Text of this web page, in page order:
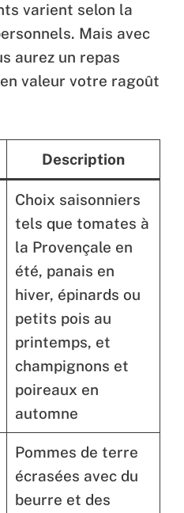
varient selon la
Mais avec
aurez un repas
valeur votre ragoût
Description
Choix saisonniers
tels que tomates à
la Provençale en
été, panais en
hiver, épinards ou
petits pois au
printemps, et
champignons et
poireaux en
automne
Pommes de terre
écrasées avec du
beurre et des